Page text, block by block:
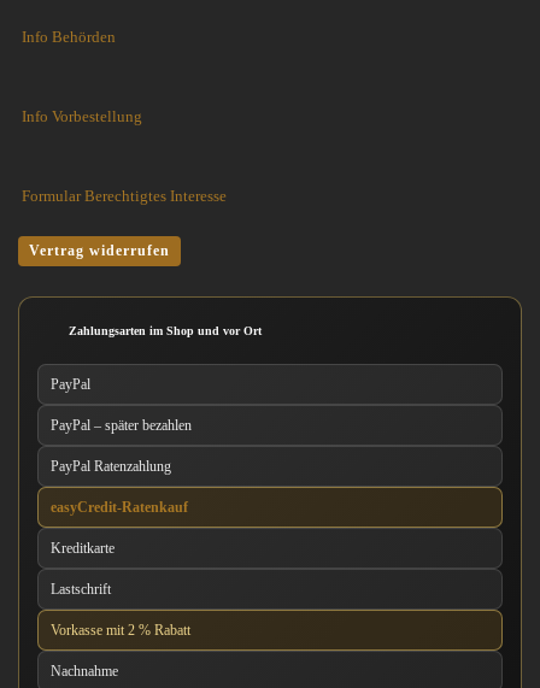
Info Behörden
Info Vorbestellung
Formular Berechtigtes Interesse
Vertrag widerrufen
Zahlungsarten im Shop und vor Ort
PayPal
PayPal – später bezahlen
PayPal Ratenzahlung
easyCredit-Ratenkauf
Kreditkarte
Lastschrift
Vorkasse mit 2 % Rabatt
Nachnahme